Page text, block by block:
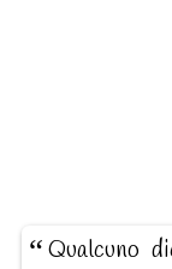
Qualcuno